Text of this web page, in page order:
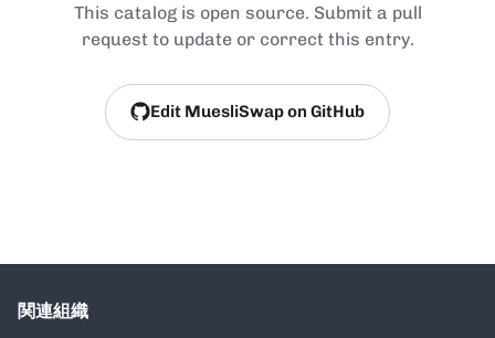
This catalog is open source. Submit a pull
request to update or correct this entry.
Edit MuesliSwap on GitHub
関連組織